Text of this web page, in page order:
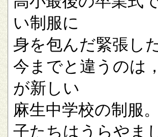
い制服に
身を包んだ緊張し
今までと違うのは
が新しい
麻生中学校の制服
子たちはうらやま